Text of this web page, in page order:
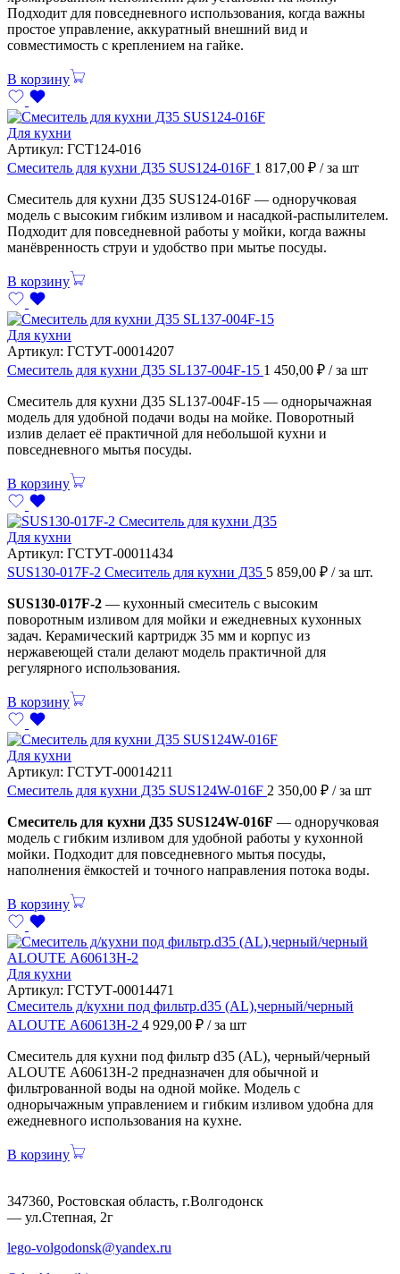
Подходит для повседневного использования, когда важны
простое управление, аккуратный внешний вид и
совместимость с креплением на гайке.
В корзину
Для кухни
Артикул: ГСТ124-016
Смеситель для кухни Д35 SUS124-016F 1 817,00 ₽ / за шт
Смеситель для кухни Д35 SUS124-016F — одноручковая
модель с высоким гибким изливом и насадкой-распылителем.
Подходит для повседневной работы у мойки, когда важны
манёвренность струи и удобство при мытье посуды.
В корзину
Для кухни
Артикул: ГСТУТ-00014207
Смеситель для кухни Д35 SL137-004F-15 1 450,00 ₽ / за шт
Смеситель для кухни Д35 SL137-004F-15 — однорычажная
модель для удобной подачи воды на мойке. Поворотный
излив делает её практичной для небольшой кухни и
повседневного мытья посуды.
В корзину
Для кухни
Артикул: ГСТУТ-00011434
SUS130-017F-2 Смеситель для кухни Д35 5 859,00 ₽ / за шт.
SUS130-017F-2 — кухонный смеситель с высоким
поворотным изливом для мойки и ежедневных кухонных
задач. Керамический картридж 35 мм и корпус из
нержавеющей стали делают модель практичной для
регулярного использования.
В корзину
Для кухни
Артикул: ГСТУТ-00014211
Смеситель для кухни Д35 SUS124W-016F 2 350,00 ₽ / за шт
Смеситель для кухни Д35 SUS124W-016F — одноручковая
модель с гибким изливом для удобной работы у кухонной
мойки. Подходит для повседневного мытья посуды,
наполнения ёмкостей и точного направления потока воды.
В корзину
Для кухни
Артикул: ГСТУТ-00014471
Смеситель д/кухни под фильтр.d35 (AL),черный/черный
ALOUTE А60613Н-2 4 929,00 ₽ / за шт
Смеситель для кухни под фильтр d35 (AL), черный/черный
ALOUTE А60613Н-2 предназначен для обычной и
фильтрованной воды на одной мойке. Модель с
однорычажным управлением и гибким изливом удобна для
ежедневного использования на кухне.
В корзину
347360, Ростовская область, г.Волгодонск
— ул.Степная, 2г
lego-volgodonsk@yandex.ru